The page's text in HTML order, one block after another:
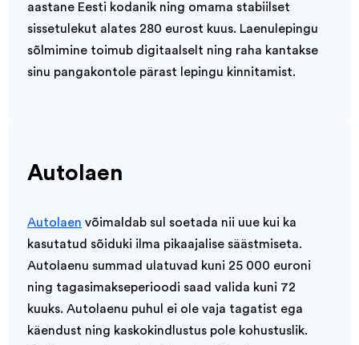
aastane Eesti kodanik ning omama stabiilset
sissetulekut alates 280 eurost kuus. Laenulepingu
sõlmimine toimub digitaalselt ning raha kantakse
sinu pangakontole pärast lepingu kinnitamist.
Autolaen
Autolaen võimaldab sul soetada nii uue kui ka
kasutatud sõiduki ilma pikaajalise säästmiseta.
Autolaenu summad ulatuvad kuni 25 000 euroni
ning tagasimakseperioodi saad valida kuni 72
kuuks. Autolaenu puhul ei ole vaja tagatist ega
käendust ning kaskokindlustus pole kohustuslik.